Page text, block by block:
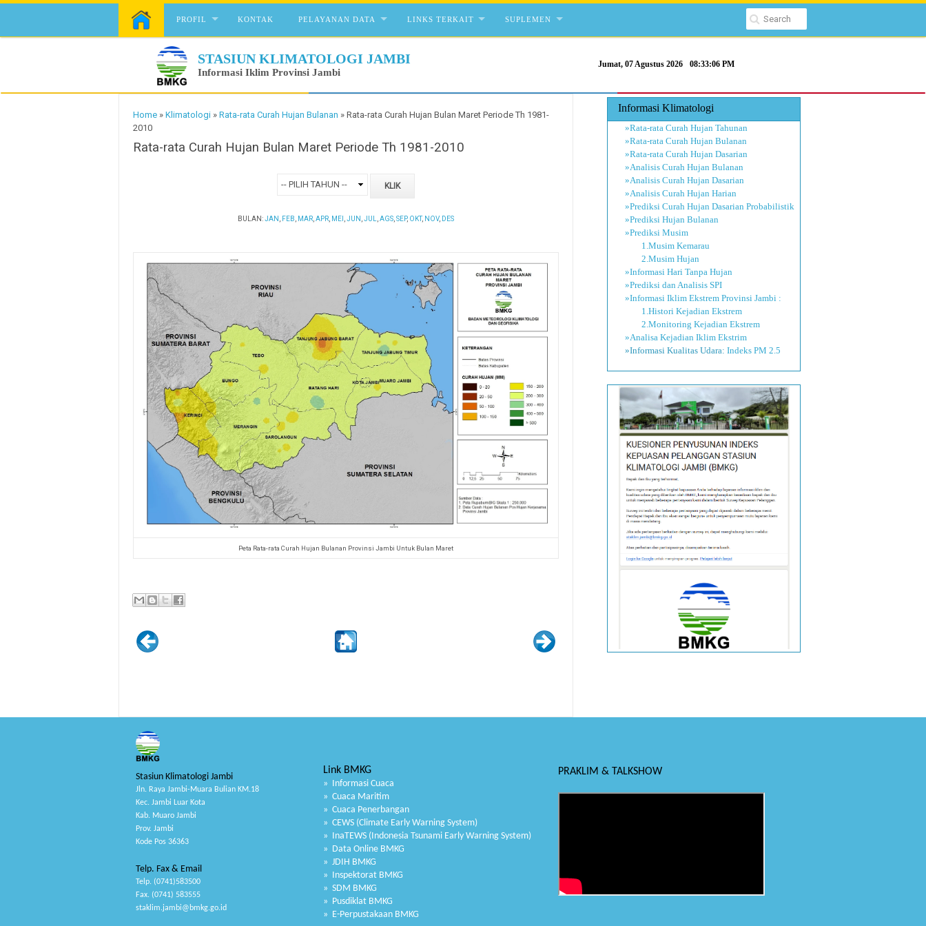
Skip to content
PROFIL KONTAK PELAYANAN DATA LINKS TERKAIT SUPLEMEN
STASIUN KLIMATOLOGI JAMBI
Informasi Iklim Provinsi Jambi
Jumat, 07 Agustus 2026 08:33:07 PM
Home » Klimatologi » Rata-rata Curah Hujan Bulanan » Rata-rata Curah Hujan Bulan Maret Periode Th 1981-
2010
Rata-rata Curah Hujan Bulan Maret Periode Th 1981-2010
BULAN:JAN FEB MAR APR MEI JUN JUL AGS SEP, OKT, NOV, DES
Peta Rata-rata Curah Hujan Bulanan Provinsi Jambi Untuk Bulan Maret
Informasi Klimatologi
»Rata-rata Curah Hujan Tahunan
»Rata-rata Curah Hujan Bulanan
»Rata-rata Curah Hujan Dasarian
»Analisis Curah Hujan Bulanan
»Analisis Curah Hujan Dasarian
»Analisis Curah Hujan Harian
»Prediksi Curah Hujan Dasarian Probabilistik
»Prediksi Hujan Bulanan
»Prediksi Musim
1.Musim Kemarau
2.Musim Hujan
»Informasi Hari Tanpa Hujan
»Prediksi dan Analisis SPI
»Informasi Iklim Ekstrem Provinsi Jambi :
1.Histori Kejadian Ekstrem
2.Monitoring Kejadian Ekstrem
»Analisa Kejadian Iklim Ekstrim
»Informasi Kualitas Udara: Indeks PM 2.5
Stasiun Klimatologi Jambi
Jln. Raya Jambi-Muara Bulian KM.18
Kec. Jambi Luar Kota
Kab. Muaro Jambi
Prov. Jambi
Kode Pos 36363
Telp. Fax & Email
Telp. (0741)583500
Fax. (0741) 583555
staklim.jambi@bmkg.go.id
Link BMKG
» Informasi Cuaca
» Cuaca Maritim
» Cuaca Penerbangan
» CEWS (Climate Early Warning System)
» InaTEWS (Indonesia Tsunami Early Warning System)
» Data Online BMKG
» JDIH BMKG
» Inspektorat BMKG
» SDM BMKG
» Pusdiklat BMKG
» E-Perpustakaan BMKG
PRAKLIM & TALKSHOW